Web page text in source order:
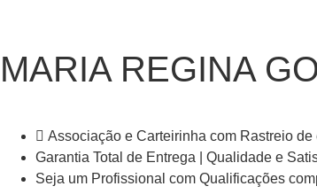
MARIA REGINA
Associação e Carteirinha com Rastreio de
Garantia Total de Entrega | Qualidade e
Seja um Profissional com Qualificações